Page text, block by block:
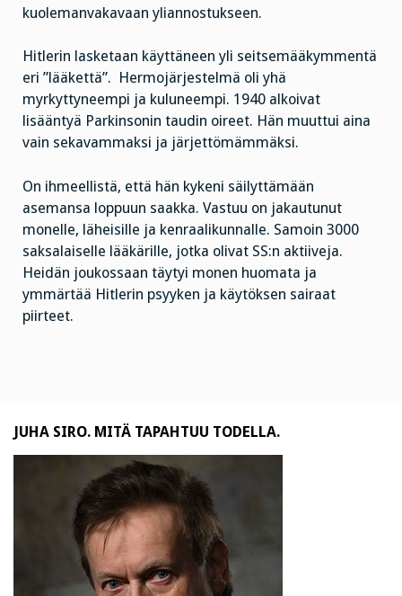
kuolemanvakavaan yliannostukseen.
Hitlerin lasketaan käyttäneen yli seitsemääkymmentä
eri ”lääkettä”. Hermojärjestelmä oli yhä
myrkyttyneempi ja kuluneempi. 1940 alkoivat
lisääntyä Parkinsonin taudin oireet. Hän muuttui aina
vain sekavammaksi ja järjettömämmäksi.
On ihmeellistä, että hän kykeni säilyttämään
asemansa loppuun saakka. Vastuu on jakautunut
monelle, läheisille ja kenraalikunnalle. Samoin 3000
saksalaiselle lääkärille, jotka olivat SS:n aktiiveja.
Heidän joukossaan täytyi monen huomata ja
ymmärtää Hitlerin psyyken ja käytöksen sairaat
piirteet.
JUHA SIRO. MITÄ TAPAHTUU TODELLA.